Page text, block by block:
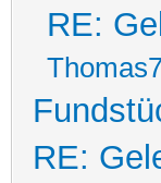
RE:
RE: